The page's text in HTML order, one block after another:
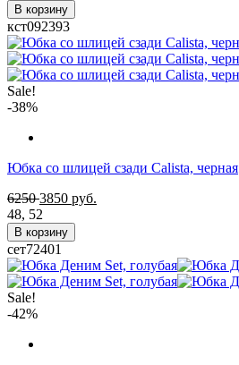
В корзину
кст092393
Sale!
-38%
Юбка со шлицей сзади Calista, черная
6250 3850 руб.
48, 52
В корзину
сет72401
Sale!
-42%